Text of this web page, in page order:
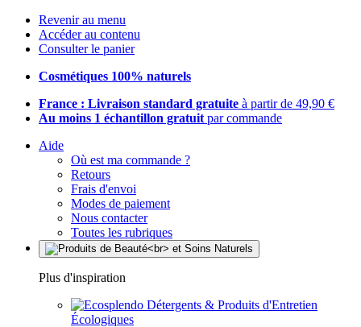
Revenir au menu
Accéder au contenu
Consulter le panier
Cosmétiques 100% naturels
France : Livraison standard gratuite à partir de 49,90 €
Au moins 1 échantillon gratuit par commande
Aide
Où est ma commande ?
Retours
Frais d'envoi
Modes de paiement
Nous contacter
Toutes les rubriques
Plus d'inspiration
Détergents & Produits d'Entretien
Écologiques